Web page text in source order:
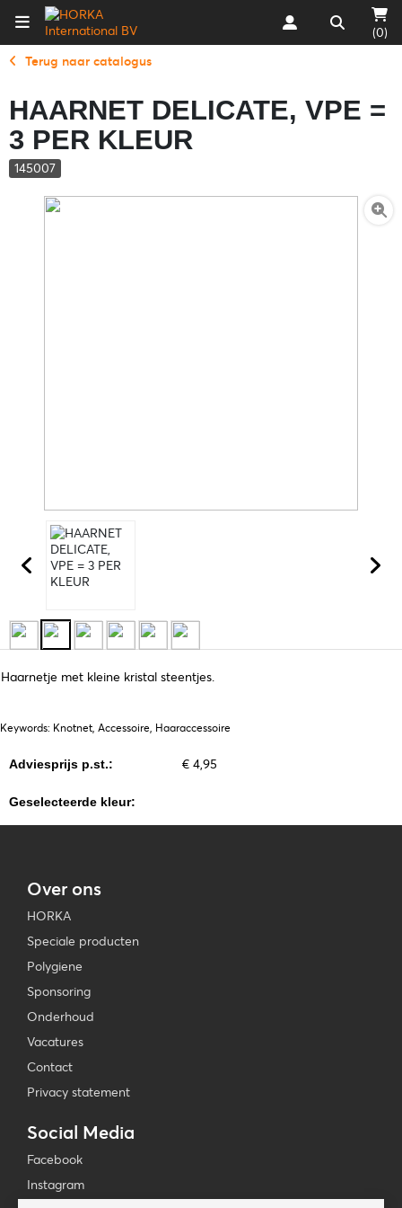
(0)
Terug naar catalogus
HAARNET DELICATE, VPE =
3 PER KLEUR
145007
Haarnetje met kleine kristal steentjes.
Keywords: Knotnet, Accessoire, Haaraccessoire
Adviesprijs p.st.: € 4,95
Geselecteerde kleur:
Over ons
HORKA
Speciale producten
Polygiene
Sponsoring
Onderhoud
Vacatures
Contact
Privacy statement
Social Media
Facebook
Instagram